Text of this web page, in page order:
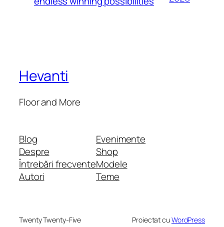
Hevanti
Floor and More
Blog
Despre
Întrebări frecvente
Autori
Evenimente
Shop
Modele
Teme
Twenty Twenty-Five Proiectat cuWordPress